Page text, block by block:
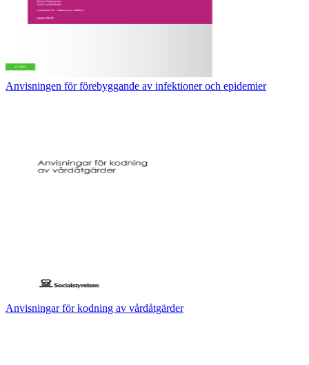
Anvisningen för förebyggande av infektioner och epidemier
Anvisningar för kodning av vårdåtgärder